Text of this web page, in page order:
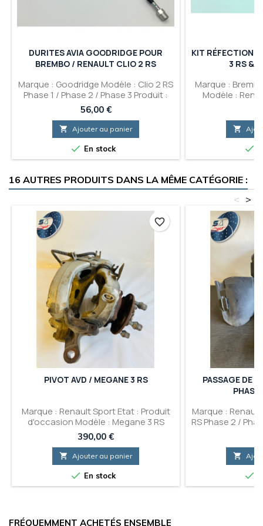
DURITES AVIA GOODRIDGE POUR
BREMBO / RENAULT CLIO 2 RS
Marque : Goodridge Modèle : Clio 2 RS
Phase 1 / Phase 2 / Phase 3 Produit :
Durites de Frein Avia de marque
Goodridge pour montage sur Renault
Clio 2 RS équipée des étriers Brembo
de Renault Clio 3 RS &amp; Renault
Megane 2 RS
Prix
56,00 €
 Ajouter au panier
 En stock
KIT RÉFECTION
3 RS &
Marque :
Modèle :


16 AUTRES PRODUITS DANS LA MÊME CATÉGORIE :
>
<
PIVOT AVD / MEGANE 3 RS
Marque : Renault Sport Etat : Produit
d'occasion Modèle : Megane 3 RS
Produit : Pivot AVD
Prix
390,00 €
 Ajouter au panier
 En stock
favorite_border
PASSAGE DE
PHASE
Marque :
RS Phase 2 /


FRÉQUEMMENT ACHETÉS ENSEMBLE